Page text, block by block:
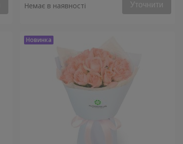
Немає в наявності Уточнити